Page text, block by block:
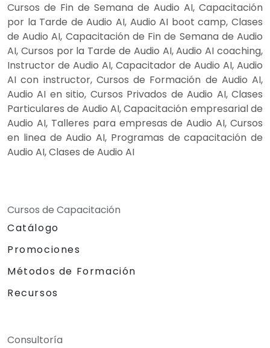
Cursos de Fin de Semana de Audio AI, Capacitación
por la Tarde de Audio AI, Audio AI boot camp, Clases
de Audio AI, Capacitación de Fin de Semana de Audio
AI, Cursos por la Tarde de Audio AI, Audio AI coaching,
Instructor de Audio AI, Capacitador de Audio AI, Audio
AI con instructor, Cursos de Formación de Audio AI,
Audio AI en sitio, Cursos Privados de Audio AI, Clases
Particulares de Audio AI, Capacitación empresarial de
Audio AI, Talleres para empresas de Audio AI, Cursos
en linea de Audio AI, Programas de capacitación de
Audio AI, Clases de Audio AI
Cursos de Capacitación
Catálogo
Promociones
Métodos de Formación
Recursos
Consultoría